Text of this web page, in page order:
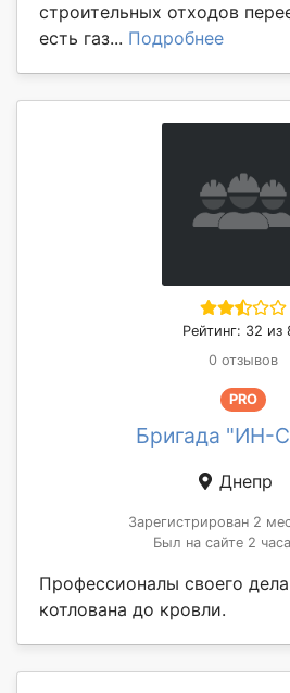
строительных отходов
есть газ... Подробнее
Рейтинг: 32 из
0 отзывов
PRO
Бригада "ИН-
Днепр
Зарегистрирован 2
Был на сайте 2
Профессионалы своего
котлована до кровли.